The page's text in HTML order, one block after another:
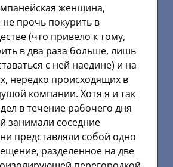
женщина,
прочь покурить в
(что привело к тому,
в два раза больше, лишь
с ней наедине) и на
нередко происходящих в
компании. Хотя я и так
в течение рабочего дня
занимали соседние
представляли собой одно
разделенное на две